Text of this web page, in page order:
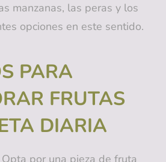
manzanas, las peras y los
opciones en este sentido.
PARA
FRUTAS
DIARIA
por una pieza de fruta